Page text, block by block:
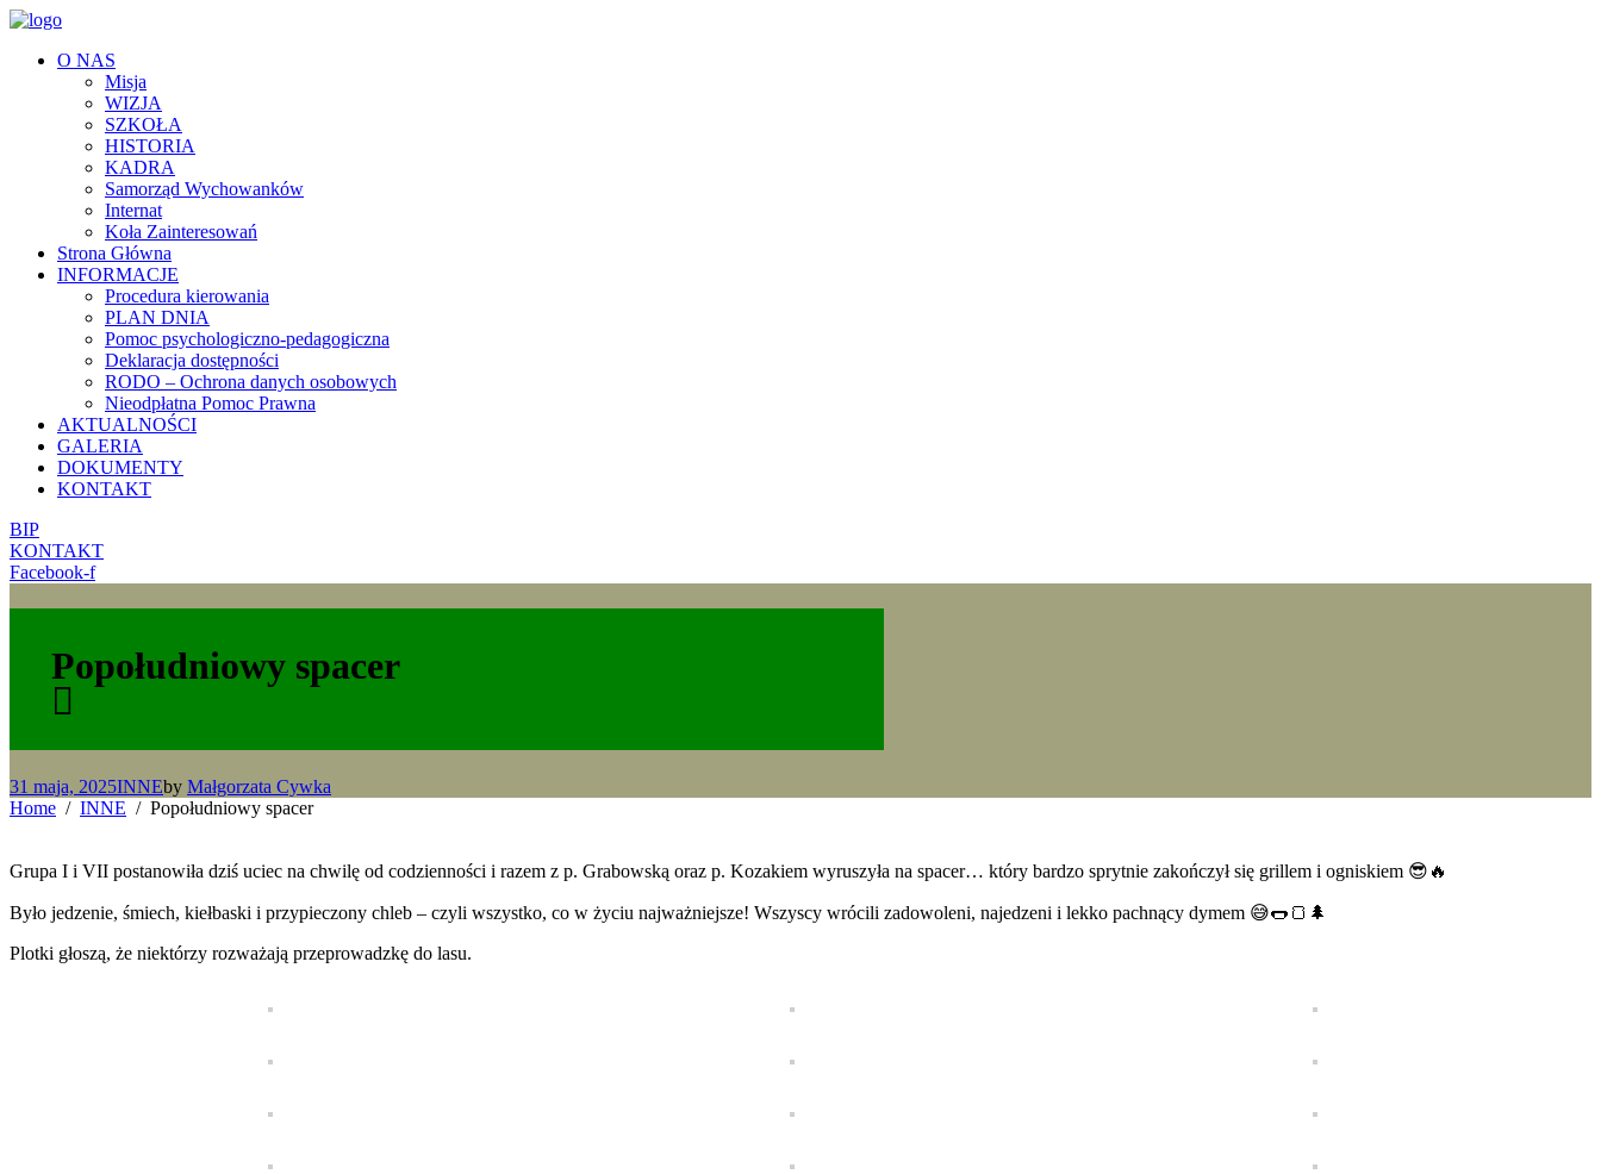
O NAS
Misja
WIZJA
SZKOŁA
HISTORIA
KADRA
Samorząd Wychowanków
Internat
Koła Zainteresowań
Strona Główna
INFORMACJE
Procedura kierowania
PLAN DNIA
Pomoc psychologiczno-pedagogiczna
Deklaracja dostępności
RODO – Ochrona danych osobowych
Nieodpłatna Pomoc Prawna
AKTUALNOŚCI
GALERIA
DOKUMENTY
KONTAKT
BIP
KONTAKT
Facebook-f
Popołudniowy spacer
31 maja, 2025INNEby Małgorzata Cywka
Home
INNE Popołudniowy spacer
Grupa I i VII postanowiła dziś uciec na chwilę od codzienności i razem z p. Grabowską oraz p. Kozakiem wyruszyła na spacer… który bardzo sprytnie zakończył się grillem i ogniskiem 😎🔥
Było jedzenie, śmiech, kiełbaski i przypieczony chleb – czyli wszystko, co w życiu najważniejsze! Wszyscy wrócili zadowoleni, najedzeni i lekko pachnący dymem 😅🌭🍞🌲
Plotki głoszą, że niektórzy rozważają przeprowadzkę do lasu.